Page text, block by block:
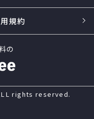
規約
の
rights reserved.